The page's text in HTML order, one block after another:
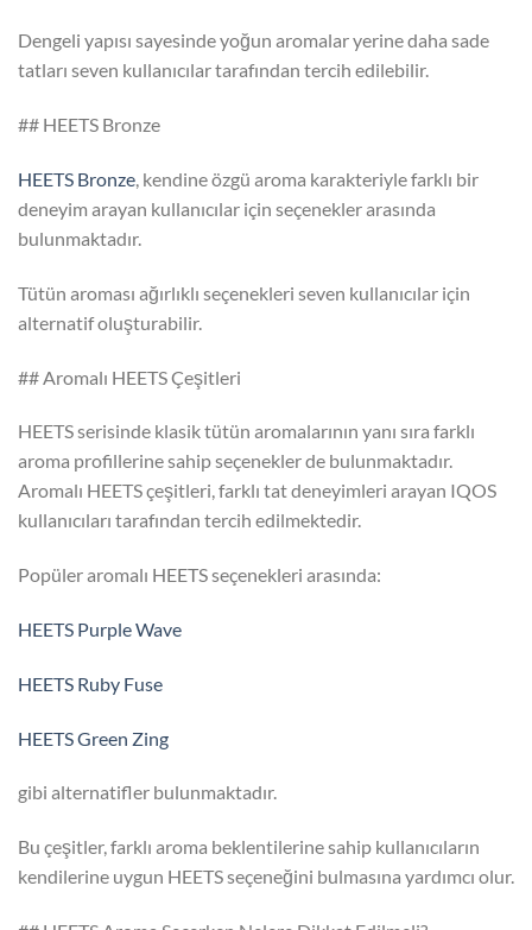
Dengeli yapısı sayesinde yoğun aromalar yerine daha sade
tatları seven kullanıcılar tarafından tercih edilebilir.
## HEETS Bronze
HEETS Bronze, kendine özgü aroma karakteriyle farklı bir
deneyim arayan kullanıcılar için seçenekler arasında
bulunmaktadır.
Tütün aroması ağırlıklı seçenekleri seven kullanıcılar için
alternatif oluşturabilir.
## Aromalı HEETS Çeşitleri
HEETS serisinde klasik tütün aromalarının yanı sıra farklı
aroma profillerine sahip seçenekler de bulunmaktadır.
Aromalı HEETS çeşitleri, farklı tat deneyimleri arayan IQOS
kullanıcıları tarafından tercih edilmektedir.
Popüler aromalı HEETS seçenekleri arasında:
HEETS Purple Wave
HEETS Ruby Fuse
HEETS Green Zing
gibi alternatifler bulunmaktadır.
Bu çeşitler, farklı aroma beklentilerine sahip kullanıcıların
kendilerine uygun HEETS seçeneğini bulmasına yardımcı olur.